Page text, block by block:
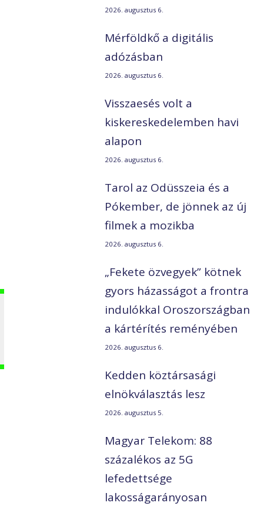
2026. augusztus 6.
Mérföldkő a digitális
adózásban
2026. augusztus 6.
Visszaesés volt a
kiskereskedelemben havi
alapon
2026. augusztus 6.
Tarol az Odüsszeia és a
Pókember, de jönnek az új
filmek a mozikba
2026. augusztus 6.
„Fekete özvegyek” kötnek
gyors házasságot a frontra
indulókkal Oroszországban
a kártérítés reményében
2026. augusztus 6.
Kedden köztársasági
elnökválasztás lesz
2026. augusztus 5.
Magyar Telekom: 88
százalékos az 5G
lefedettsége
lakosságarányosan